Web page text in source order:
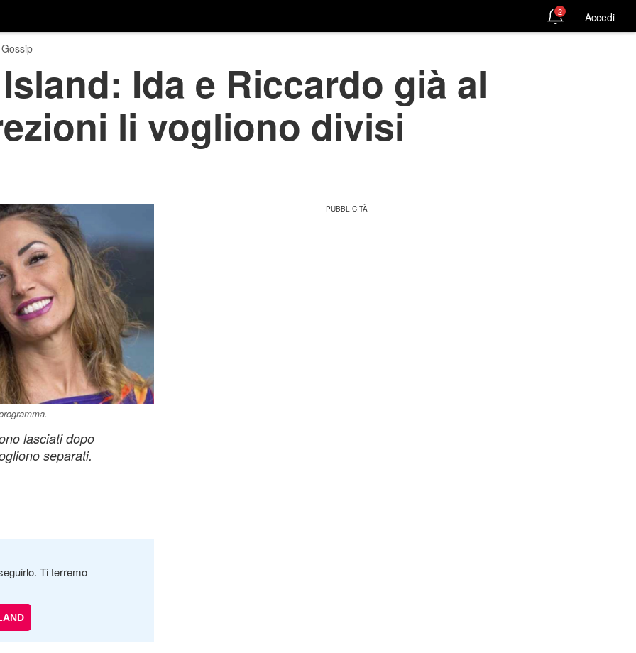
2 Accedi
Ida e Riccardo già al
li vogliono divisi
lasciati dopo
separati.
Ti terremo